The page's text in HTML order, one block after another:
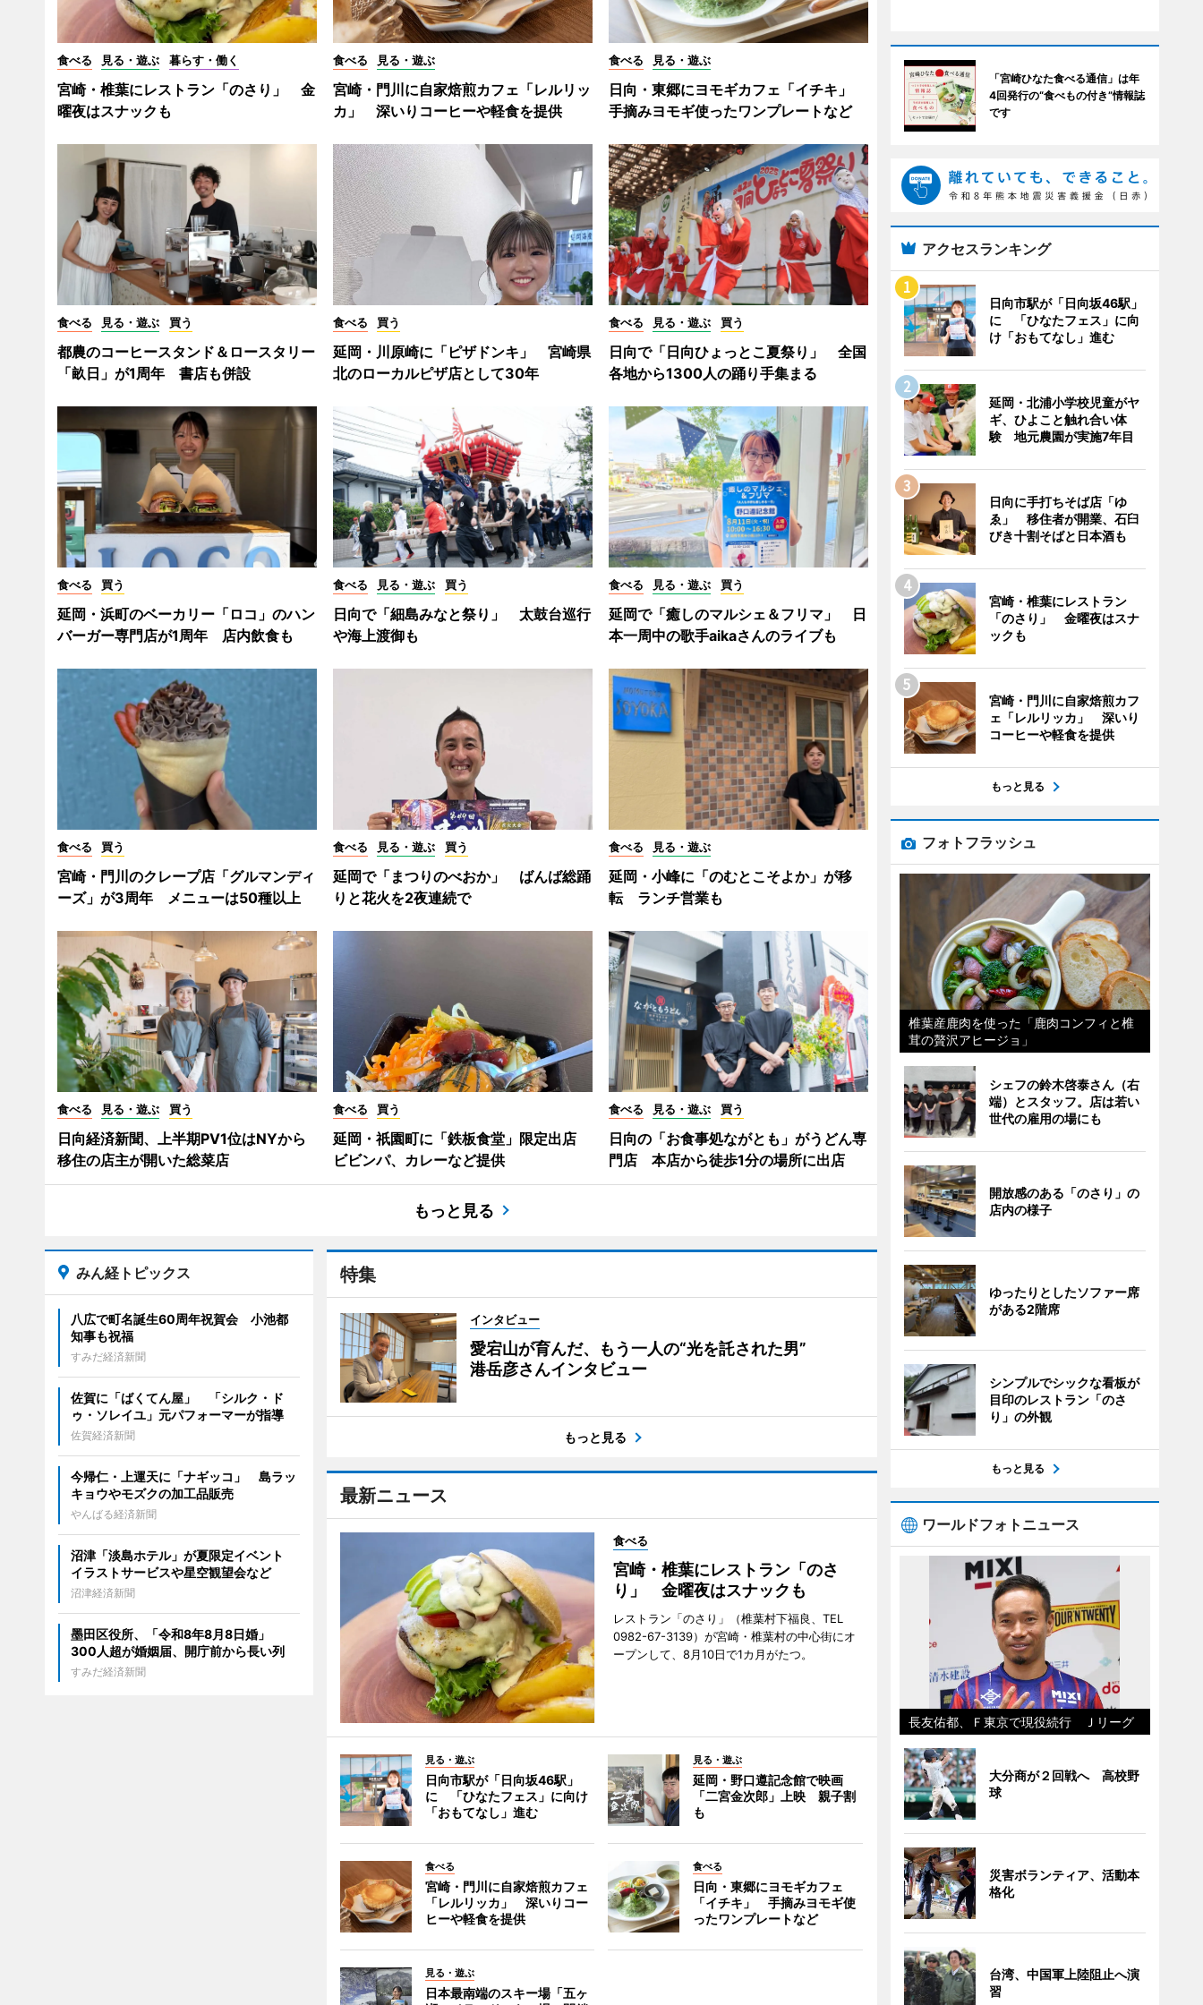
食べる 見る・遊ぶ 暮らす・働く
宮崎・椎葉にレストラン「のさり」 金
曜夜はスナックも
食べる 見る・遊ぶ
宮崎・門川に自家焙煎カフェ「レルリッ
カ」 深いりコーヒーや軽食を提供
食べる 見る・遊ぶ
日向・東郷にヨモギカフェ「イチキ」
手摘みヨモギ使ったワンプレートなど
食べる 見る・遊ぶ 買う
都農のコーヒースタンド＆ロースタリー
「畝日」が1周年 書店も併設
食べる 買う
延岡・川原崎に「ピザドンキ」 宮崎県
北のローカルピザ店として30年
食べる 見る・遊ぶ 買う
日向で「日向ひょっとこ夏祭り」 全国
各地から1300人の踊り手集まる
食べる 買う
延岡・浜町のベーカリー「ロコ」のハン
バーガー専門店が1周年 店内飲食も
食べる 見る・遊ぶ 買う
日向で「細島みなと祭り」 太鼓台巡行
や海上渡御も
食べる 見る・遊ぶ 買う
延岡で「癒しのマルシェ＆フリマ」 日
本一周中の歌手aikaさんのライブも
食べる 買う
宮崎・門川のクレープ店「グルマンディ
ーズ」が3周年 メニューは50種以上
食べる 見る・遊ぶ 買う
延岡で「まつりのべおか」 ばんば総踊
りと花火を2夜連続で
食べる 見る・遊ぶ
延岡・小峰に「のむとこそよか」が移
転 ランチ営業も
食べる 見る・遊ぶ 買う
日向経済新聞、上半期PV1位はNYから
移住の店主が開いた総菜店
食べる 買う
延岡・祇園町に「鉄板食堂」限定出店
ビビンパ、カレーなど提供
食べる 見る・遊ぶ 買う
日向の「お食事処ながとも」がうどん専
門店 本店から徒歩1分の場所に出店
もっと見る
特集
インタビュー
愛宕山が育んだ、もう一人の“光を託された男”
港岳彦さんインタビュー
もっと見る
最新ニュース
食べる
宮崎・椎葉にレストラン「のさ
り」 金曜夜はスナックも
レストラン「のさり」（椎葉村下福良、TEL
0982-67-3139）が宮崎・椎葉村の中心街にオ
ープンして、8月10日で1カ月がたつ。
見る・遊ぶ
日向市駅が「日向坂46駅」
に 「ひなたフェス」に向け
「おもてなし」進む
見る・遊ぶ
延岡・野口遵記念館で映画
「二宮金次郎」上映 親子割
も
食べる
宮崎・門川に自家焙煎カフェ
「レルリッカ」 深いりコー
ヒーや軽食を提供
食べる
日向・東郷にヨモギカフェ
「イチキ」 手摘みヨモギ使
ったワンプレートなど
見る・遊ぶ
日本最南端のスキー場「五ヶ
みん経トピックス
八広で町名誕生60周年祝賀会 小池都
知事も祝福
すみだ経済新聞
佐賀に「ばくてん屋」 「シルク・ド
ゥ・ソレイユ」元パフォーマーが指導
佐賀経済新聞
今帰仁・上運天に「ナギッコ」 島ラッ
キョウやモズクの加工品販売
やんばる経済新聞
沼津「淡島ホテル」が夏限定イベント
イラストサービスや星空観望会など
沼津経済新聞
墨田区役所、「令和8年8月8日婚」
300人超が婚姻届、開庁前から長い列
すみだ経済新聞
「宮崎ひなた食べる通信」は年
4回発行の“食べもの付き”情報誌
です
アクセスランキング
日向市駅が「日向坂46駅」
に 「ひなたフェス」に向
け「おもてなし」進む
延岡・北浦小学校児童がヤ
ギ、ひよこと触れ合い体
験 地元農園が実施7年目
日向に手打ちそば店「ゆ
ゑ」 移住者が開業、石臼
びき十割そばと日本酒も
宮崎・椎葉にレストラン
「のさり」 金曜夜はスナ
ックも
宮崎・門川に自家焙煎カフ
ェ「レルリッカ」 深いり
コーヒーや軽食を提供
もっと見る
フォトフラッシュ
椎葉産鹿肉を使った「鹿肉コンフィと椎
茸の贅沢アヒージョ」
シェフの鈴木啓泰さん（右
端）とスタッフ。店は若い
世代の雇用の場にも
開放感のある「のさり」の
店内の様子
ゆったりとしたソファー席
がある2階席
シンプルでシックな看板が
目印のレストラン「のさ
り」の外観
もっと見る
ワールドフォトニュース
長友佑都、Ｆ東京で現役続行 Ｊリーグ
大分商が２回戦へ 高校野
球
災害ボランティア、活動本
格化
台湾、中国軍上陸阻止へ演
習